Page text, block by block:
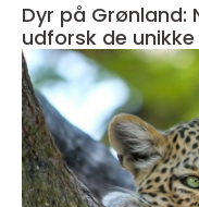
Dyr på Grønland:
udforsk de